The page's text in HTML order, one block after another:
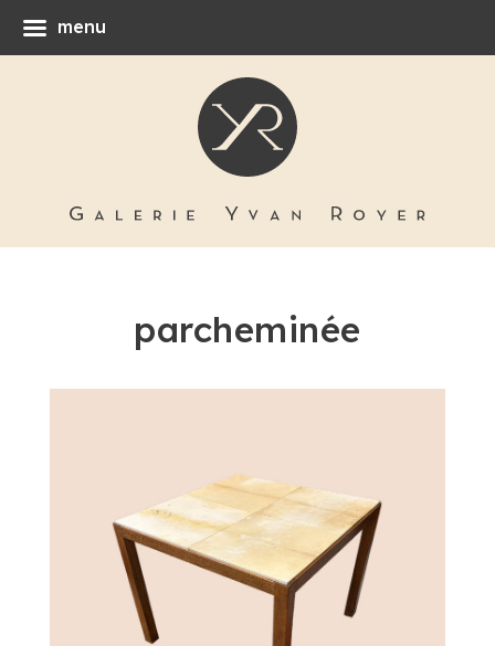
parcheminée
menu